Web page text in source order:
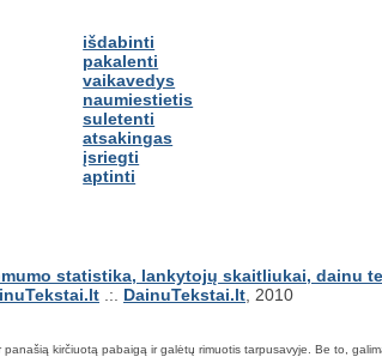
išdabinti
pakalenti
vaikavedys
naumiestietis
suletenti
atsakingas
įsriegti
aptinti
.:. DainuTekstai.lt , 2010
kirčiuotą pabaigą ir galėtų rimuotis tarpusavyje. Be to,